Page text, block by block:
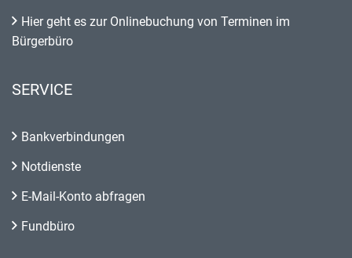
Hier geht es zur Onlinebuchung von Terminen im
Bürgerbüro
SERVICE
Bankverbindungen
Notdienste
E-Mail-Konto abfragen
Fundbüro